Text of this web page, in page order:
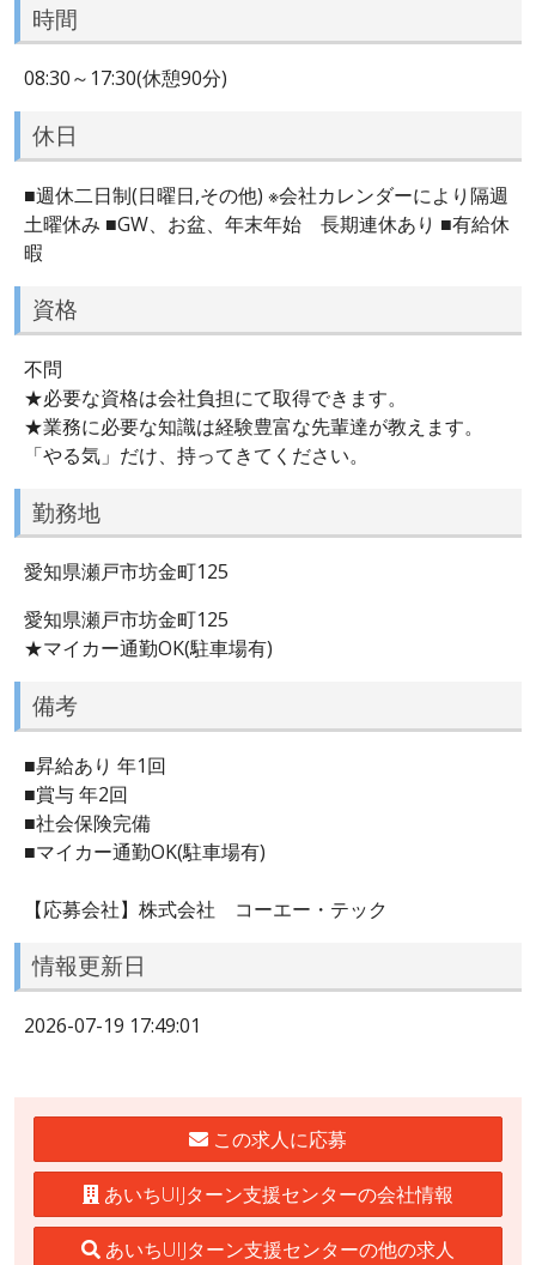
時間
08:30～17:30(休憩90分)
休日
■週休二日制(日曜日,その他) ※会社カレンダーにより隔週
土曜休み ■GW、お盆、年末年始 長期連休あり ■有給休
暇
資格
不問
★必要な資格は会社負担にて取得できます。
★業務に必要な知識は経験豊富な先輩達が教えます。
「やる気」だけ、持ってきてください。
勤務地
愛知県瀬戸市坊金町125
愛知県瀬戸市坊金町125
★マイカー通勤OK(駐車場有)
備考
■昇給あり 年1回
■賞与 年2回
■社会保険完備
■マイカー通勤OK(駐車場有)
【応募会社】株式会社 コーエー・テック
情報更新日
2026-07-19 17:49:01
この求人に応募
あいちUIJターン支援センターの会社情報
あいちUIJターン支援センターの他の求人